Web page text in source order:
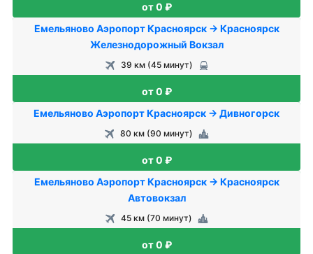
от 0 ₽
Емельяново Аэропорт Красноярск → Красноярск
Железнодорожный Вокзал
39 км (45 минут)
от 0 ₽
Емельяново Аэропорт Красноярск → Дивногорск
80 км (90 минут)
от 0 ₽
Емельяново Аэропорт Красноярск → Красноярск
Автовокзал
45 км (70 минут)
от 0 ₽